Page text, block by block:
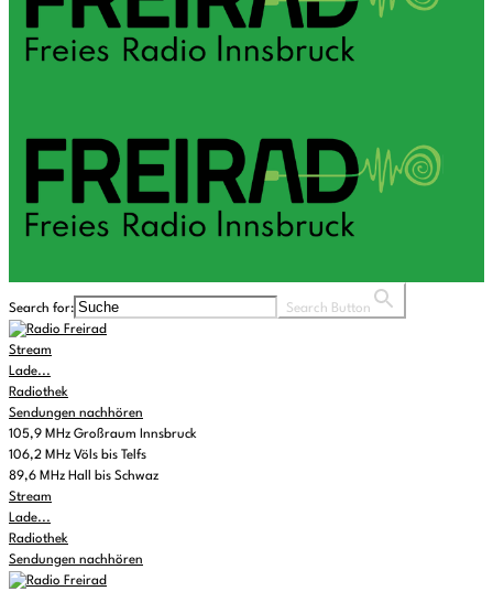
Search for: Search Button
Stream
Lade...
Radiothek
Sendungen nachhören
105,9 MHz Großraum Innsbruck
106,2 MHz Völs bis Telfs
89,6 MHz Hall bis Schwaz
Stream
Lade...
Radiothek
Sendungen nachhören